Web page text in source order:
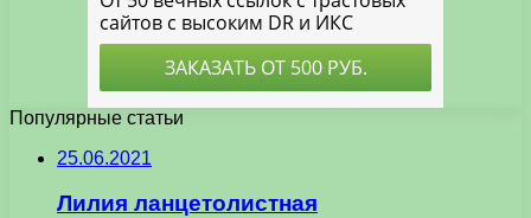
Популярные статьи
25.06.2021
Лилия ланцетолистная